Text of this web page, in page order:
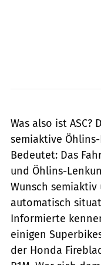
Was also ist
semiaktive Öhlins-
Bedeutet: Das
und Öhlins-
Wunsch
automatisch
Informierte
einigen
der Honda